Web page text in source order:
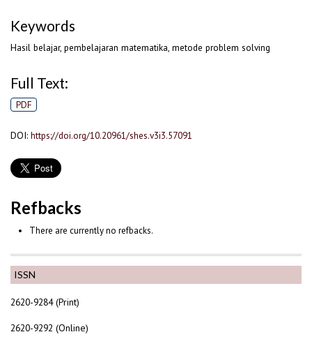
ISSN
2620-9284 (Print)
2620-9292 (Online)
Keywords
Hasil belajar, pembelajaran matematika, metode problem solving
Full Text:
PDF
DOI: https://doi.org/10.20961/shes.v3i3.57091
Refbacks
There are currently no refbacks.